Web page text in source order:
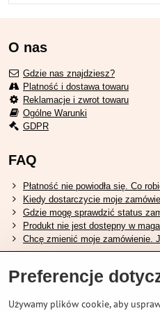
O nas
Gdzie nas znajdziesz?
Platność i dostawa towaru
Reklamacje i zwrot towaru
Ogólne Warunki
GDPR
FAQ
Płatność nie powiodła się. Co
Kiedy dostarczycie moje
Gdzie mogę sprawdzić status
Produkt nie jest dostępny w
Chcę zmienić moje zamówienie.
Przydatne linki
Tabela rozmiarów butów Shimano.
Preferencje
Używamy plików cookie, aby